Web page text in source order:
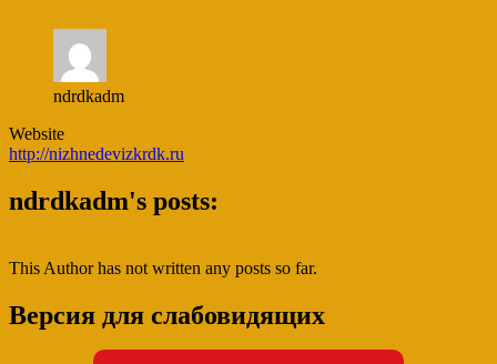
ndrdkadm
Website
http://nizhnedevizkrdk.ru
ndrdkadm's posts:
This Author has not written any posts so far.
Версия для слабовидящих